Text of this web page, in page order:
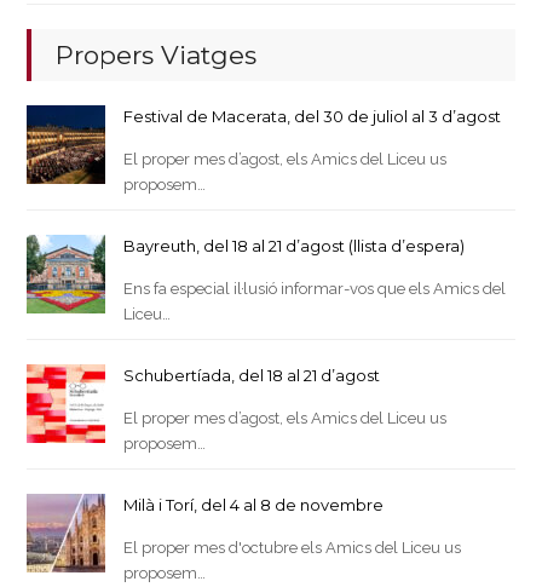
Propers Viatges
Festival de Macerata, del 30 de juliol al 3 d’agost
El proper mes d’agost, els Amics del Liceu us
proposem…
Bayreuth, del 18 al 21 d’agost (llista d’espera)
Ens fa especial il·lusió informar-vos que els Amics del
Liceu…
Schubertíada, del 18 al 21 d’agost
El proper mes d’agost, els Amics del Liceu us
proposem…
Milà i Torí, del 4 al 8 de novembre
El proper mes d'octubre els Amics del Liceu us
proposem…